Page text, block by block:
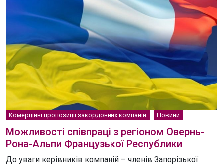
Комерційні пропозиції закордонних компаній Новини
Можливості співпраці з регіоном Овернь-
Рона-Альпи Французької Республики
До уваги керівників компаній – членів Запорізької